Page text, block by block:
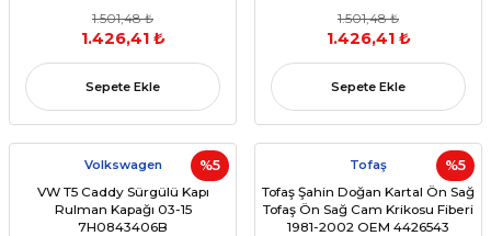
1.501,48 ₺
1.426,41 ₺
Sepete Ekle
1.501,48 ₺
1.426,41 ₺
Sepete Ekle
%5
Volkswagen
VW T5 Caddy Sürgülü Kapı
Rulman Kapağı 03-15
7H0843406B
%5
Tofaş
Tofaş Şahin Doğan Kartal Ön Sağ
Tofaş Ön Sağ Cam Krikosu Fiberi
1981-2002 OEM 4426543